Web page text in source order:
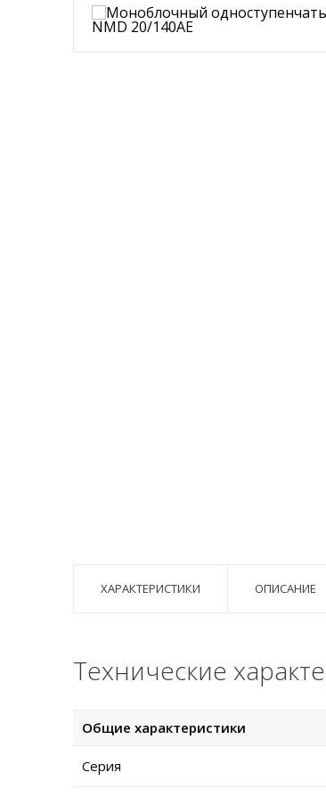
ХАРАКТЕРИСТИКИ ОПИСАНИЕ
Технические
Общие характеристики
Серия